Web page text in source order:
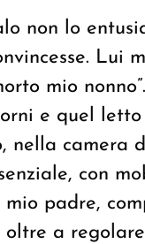
non lo
Lui
mio nonno”.
e quel
nella camera
con
padre,
oltre a